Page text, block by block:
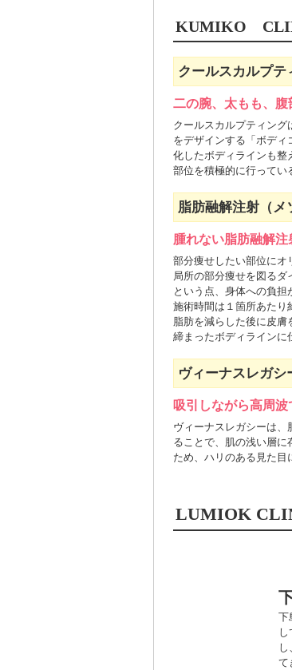
KUMIKO
クールスカルプテ
二の腕、太もも、
クールスカルプティン
をデザインする「ボデ
化したボディラインも整
部位を積極的に行って
脂肪融解注射（メ
腫れない脂肪融解注
部分痩せしたい部位にオ
局所の部分痩せを図るダ
という点、身体への負担
施術時間は１箇所あたり
脂肪を減らした後に皮膚
締まったボディラインに
ヴィーナスレガシ
吸引しながら高周
ヴィーナスレガシーは
ることで、肌の浅い層
ため、ハリのある見た目
LUMIOK
下
て